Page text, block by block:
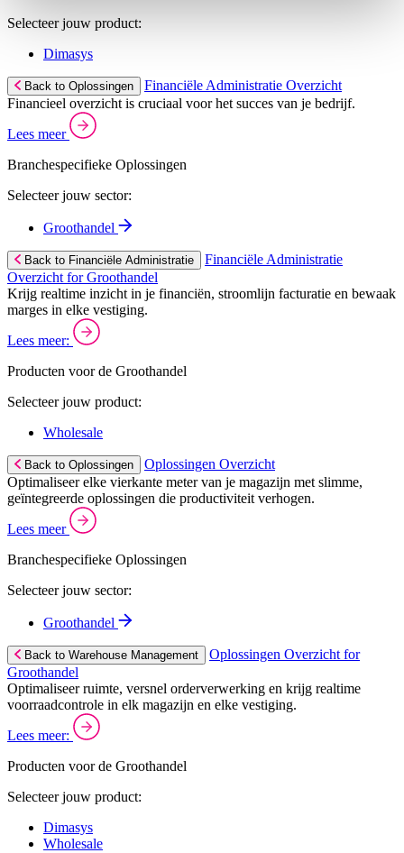
Selecteer jouw product:
Dimasys
Back to Oplossingen
Financiële Administratie Overzicht
Financieel overzicht is cruciaal voor het succes van je bedrijf.
Lees meer
Branchespecifieke Oplossingen
Selecteer jouw sector:
Groothandel
Back to Financiële Administratie
Financiële Administratie
Overzicht for Groothandel
Krijg realtime inzicht in je financiën, stroomlijn facturatie en bewaak
marges in elke vestiging.
Lees meer:
Producten voor de Groothandel
Selecteer jouw product:
Wholesale
Back to Oplossingen
Oplossingen Overzicht
Optimaliseer elke vierkante meter van je magazijn met slimme,
geïntegreerde oplossingen die productiviteit verhogen.
Lees meer
Branchespecifieke Oplossingen
Selecteer jouw sector:
Groothandel
Back to Warehouse Management
Oplossingen Overzicht for
Groothandel
Optimaliseer ruimte, versnel orderverwerking en krijg realtime
voorraadcontrole in elk magazijn en elke vestiging.
Lees meer:
Producten voor de Groothandel
Selecteer jouw product:
Dimasys
Wholesale